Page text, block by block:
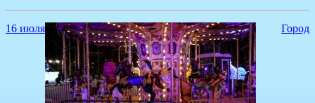
16 июля Город